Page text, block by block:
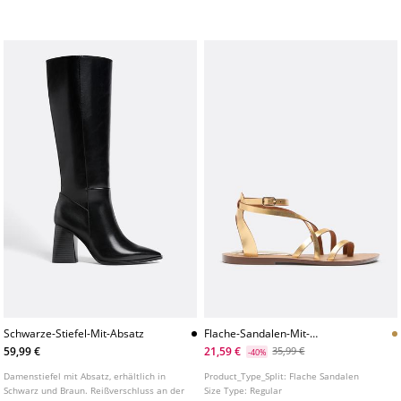
Schwarze-Stiefel-Mit-Absatz
59,99 €
Damenstiefel mit Absatz, erhältlich in
Schwarz und Braun. Reißverschluss an der
Flache-Sandalen-Mit-
Schnurriemen-Aus-Leder
21,59 € -40% 35,99 €
Product_Type_Split: Flache Sandalen
Size Type: Regular